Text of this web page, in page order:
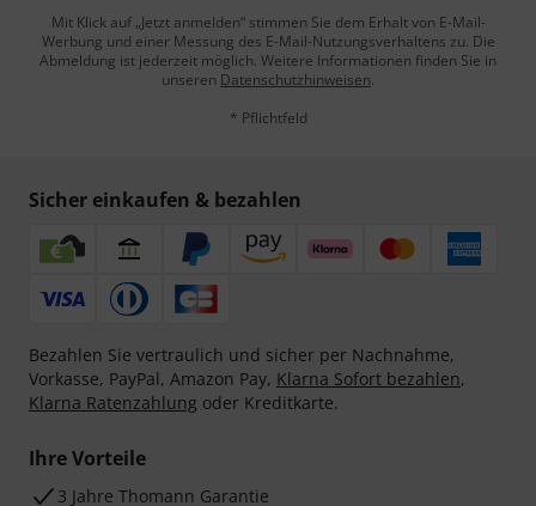
Mit Klick auf „Jetzt anmelden“ stimmen Sie dem Erhalt von E-Mail-
Werbung und einer Messung des E-Mail-Nutzungsverhaltens zu. Die
Abmeldung ist jederzeit möglich. Weitere Informationen finden Sie in
unseren Datenschutzhinweisen.
* Pflichtfeld
Sicher einkaufen & bezahlen
Bezahlen Sie vertraulich und sicher per Nachnahme,
Vorkasse, PayPal, Amazon Pay, Klarna Sofort bezahlen,
Klarna Ratenzahlung oder Kreditkarte.
Ihre Vorteile
3 Jahre Thomann Garantie